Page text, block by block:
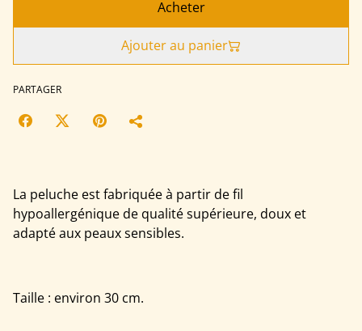
Acheter
Ajouter au panier
PARTAGER
La peluche est fabriquée à partir de fil
hypoallergénique de qualité supérieure, doux et
adapté aux peaux sensibles.
Taille : environ 30 cm.